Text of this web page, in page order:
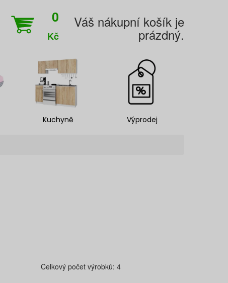
0
Kč
Váš nákupní košík je
prázdný.
Kuchyně Výprodej
Celkový počet výrobků: 4